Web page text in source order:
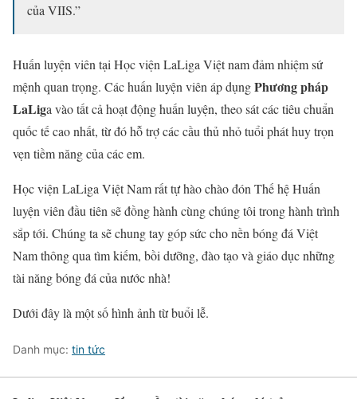
của VIIS.”
Huấn luyện viên tại Học viện LaLiga Việt nam đảm nhiệm sứ
mệnh quan trọng. Các huấn luyện viên áp dụngPhương pháp
LaLiga vào tất cả hoạt động huấn luyện, theo sát các tiêu chuẩn
quốc tế cao nhất, từ đó hỗ trợ các cầu thủ nhỏ tuổi phát huy trọn
vẹn tiềm năng của các em.
Học viện LaLiga Việt Nam rất tự hào chào đón Thế hệ Huấn
luyện viên đầu tiên sẽ đồng hành cùng chúng tôi trong hành trình
sắp tới. Chúng ta sẽ chung tay góp sức cho nền bóng đá Việt
Nam thông qua tìm kiếm, bồi dưỡng, đào tạo và giáo dục những
tài năng bóng đá của nước nhà!
Dưới đây là một số hình ảnh từ buổi lễ.
Danh mục: tin tức